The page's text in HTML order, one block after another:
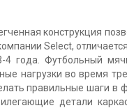
конструкция
Select,
4 года. Футбольный
нагрузки во время
правильные шаги в
детали